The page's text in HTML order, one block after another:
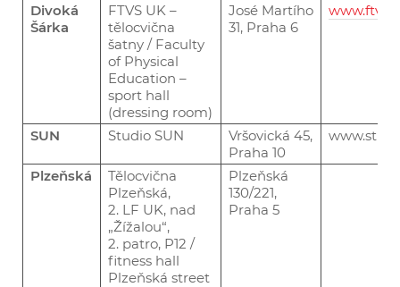
Divoká
Šárka
FTVS UK –
tělocvična
šatny / Faculty
of Physical
Education –
sport hall
(dressing room)
José Martího
31, Praha 6
SUN Studio SUN
Vršovická 45,
Praha 10
www.
Plzeňská
Tělocvična
Plzeňská,
2. LF UK, nad
„Žížalou“,
2. patro, P12 /
fitness hall
Plzeňská street
Plzeňská
130/221,
Praha 5